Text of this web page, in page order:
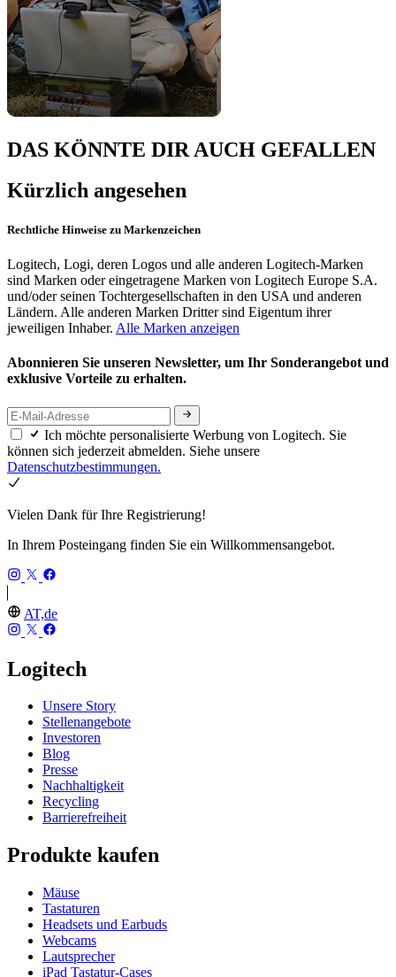
DAS KÖNNTE DIR AUCH GEFALLEN
Kürzlich angesehen
Rechtliche Hinweise zu Markenzeichen
Logitech, Logi, deren Logos und alle anderen Logitech-Marken
sind Marken oder eingetragene Marken von Logitech Europe S.A.
und/oder seinen Tochtergesellschaften in den USA und anderen
Ländern. Alle anderen Marken Dritter sind Eigentum ihrer
jeweiligen Inhaber. Alle Marken anzeigen
Abonnieren Sie unseren Newsletter, um Ihr Sonderangebot und
exklusive Vorteile zu erhalten.
Ich möchte personalisierte Werbung von Logitech. Sie
können sich jederzeit abmelden. Siehe unsere
Datenschutzbestimmungen.
Vielen Dank für Ihre Registrierung!
In Ihrem Posteingang finden Sie ein Willkommensangebot.
AT,de
Logitech
Unsere Story
Stellenangebote
Investoren
Blog
Presse
Nachhaltigkeit
Recycling
Barrierefreiheit
Produkte kaufen
Mäuse
Tastaturen
Headsets und Earbuds
Webcams
Lautsprecher
iPad Tastatur-Cases